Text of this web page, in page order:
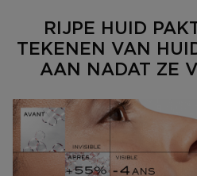
RIJPE HUID
TEKENEN VAN
AAN NADAT ZE